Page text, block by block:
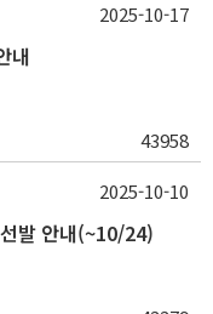
내
43958
2025-10-17
발 안내(~10/24)
2025-10-10